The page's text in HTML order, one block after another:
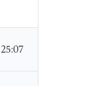
25:07